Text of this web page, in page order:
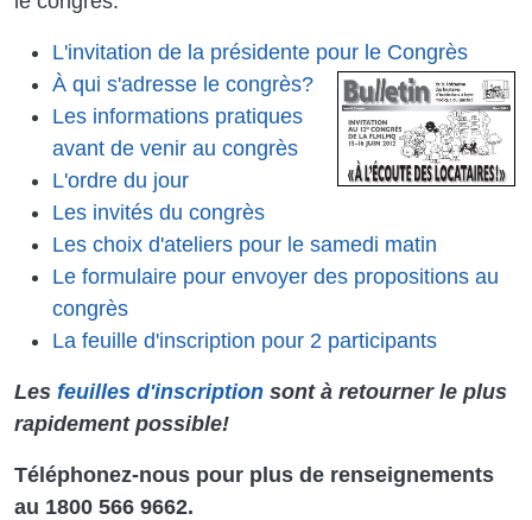
L'invitation de la présidente pour le Congrès
À qui s'adresse le congrès?
Les informations pratiques
avant de venir au congrès
L'ordre du jour
Les invités du congrès
Les choix d'ateliers pour le samedi matin
Le formulaire pour envoyer des propositions au
congrès
La feuille d'inscription pour 2 participants
Les feuilles d'inscription sont à retourner le plus
rapidement possible!
Téléphonez-nous pour plus de renseignements
au 1800 566 9662.